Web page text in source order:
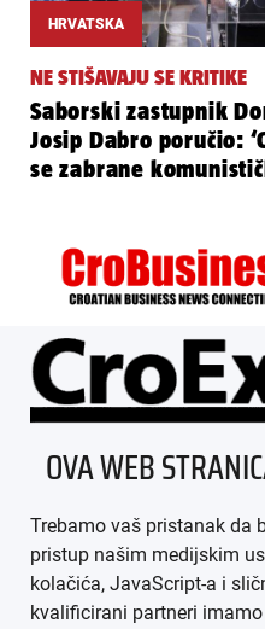
HRVATSKA
NE STIŠAVAJU SE KRITIKE
Saborski zastupnik
Josip Dabro poručio:
se zabrane
OVA WEB
Trebamo vaš pristanak da
pristup našim medijskim
kolačića, JavaScript-a i
kvalificirani partneri